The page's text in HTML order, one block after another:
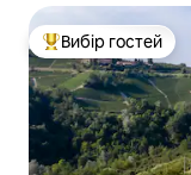
Топ вибір гостей
Вибір гостей